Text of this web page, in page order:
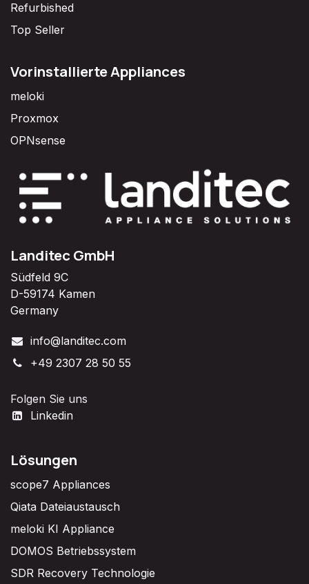
Refurbished
Top Seller
Vorinstallierte Appliances
meloki
Proxmox
OPNsense
Landitec GmbH
Südfeld 9C
D-59174 Kamen
Germany
info@landitec.com
+49 2307 28 50 55
Folgen Sie uns
Linkedin
Lösungen
scope7 Appliances
Qiata Dateiaustausch
meloki KI Appliance
DOMOS Betriebssystem
SDR Recovery Technologie